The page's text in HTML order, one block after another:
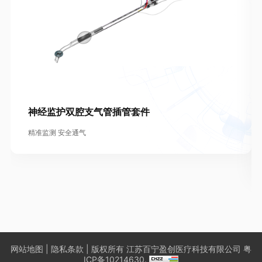
神经监护双腔支气管插管套件
精准监测 安全通气
网站地图 隐私条款 | 版权所有 江苏百宁盈创医疗科技有限公司 粤
ICP备10214630.